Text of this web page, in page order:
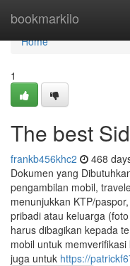
bookmarkilo
Home
Home
1
The best
frankb456khc2 468
Dokumen yang
pengambilan mobil,
menunjukkan KTP/
pribadi atau keluarga
harus dibagikan kepada
mobil untuk
juga untuk https://